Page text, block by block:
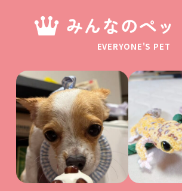
みんなのペッ
EVERYONE'S PET